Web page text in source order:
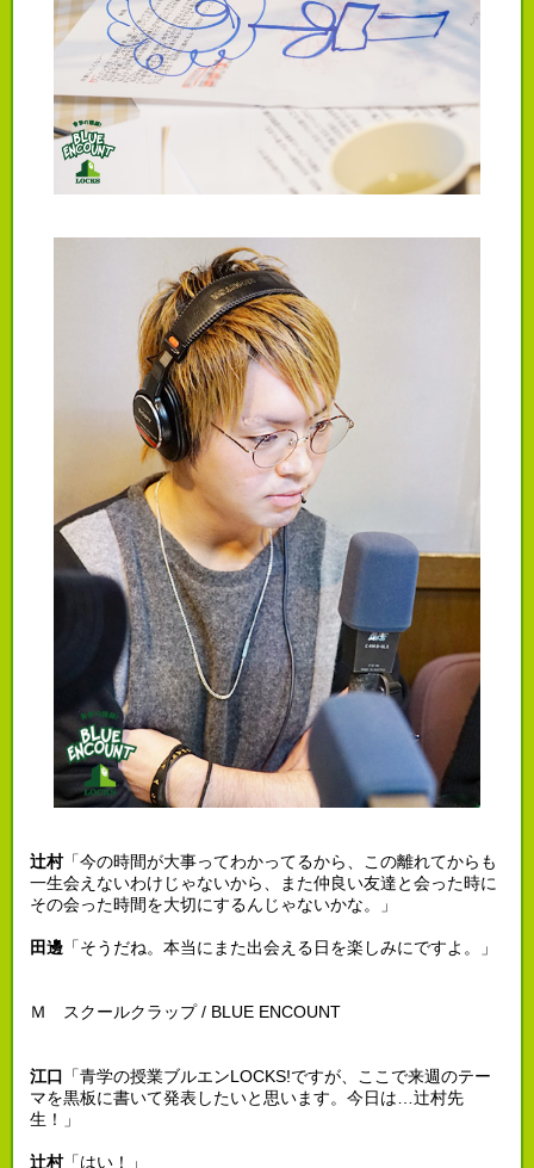
辻村「今の時間が大事ってわかってるから、この離れてからも
一生会えないわけじゃないから、また仲良い友達と会った時に
その会った時間を大切にするんじゃないかな。」
田邊「そうだね。本当にまた出会える日を楽しみにですよ。」
Ｍ スクールクラップ / BLUE ENCOUNT
江口
「青学の授業ブルエンLOCKS!ですが、ここで来週のテー
マを黒板に書いて発表したいと思います。今日は…辻村先
生！」
辻村「はい！」